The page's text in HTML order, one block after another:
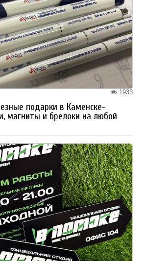
1933
подарки в Каменске-
магниты и брелоки на любой